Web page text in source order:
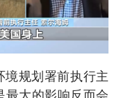
境规划署前执行主
最大的影响反而会